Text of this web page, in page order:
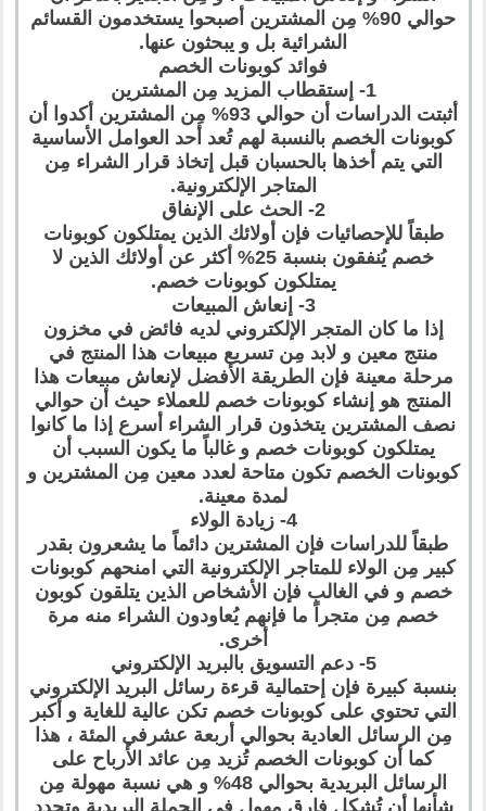
حوالي 90% مِن المشترين أصبحوا يستخدمون القسائم
الشرائية بل و يبحثون عنها.
فوائد كوبونات الخصم
1- إستقطاب المزيد مِن المشترين
أثبتت الدراسات أن حوالي 93% مِن المشترين أكدوا أن
كوبونات الخصم بالنسبة لهم تُعد أحد العوامل الأساسية
التي يتم أخذها بالحسبان قبل إتخاذ قرار الشراء مِن
المتاجر الإلكترونية.
2- الحث على الإنفاق
طبقاً للإحصائيات فإن أولائك الذين يمتلكون كوبونات
خصم يُنفقون بنسبة 25% أكثر عن أولائك الذين لا
يمتلكون كوبونات خصم.
3- إنعاش المبيعات
إذا ما كان المتجر الإلكتروني لديه فائض في مخزون
منتج معين و لابد مِن تسريع مبيعات هذا المنتج في
مرحلة معينة فإن الطريقة الأفضل لإنعاش مبيعات هذا
المنتج هو إنشاء كوبونات خصم للعملاء حيث أن حوالي
نصف المشترين يتخذون قرار الشراء أسرع إذا ما كانوا
يمتلكون كوبونات خصم و غالباً ما يكون السبب أن
كوبونات الخصم تكون متاحة لعدد معين مِن المشترين و
لمدة معينة.
4- زيادة الولاء
طبقاً للدراسات فإن المشترين دائماً ما يشعرون بقدر
كبير مِن الولاء للمتاجر الإلكترونية التي امنحهم كوبونات
خصم و في الغالب فإن الأشخاص الذين يتلقون كوبون
خصم مِن متجراً ما فإنهم يُعاودون الشراء منه مرة
أخرى.
5- دعم التسويق بالبريد الإلكتروني
بنسبة كبيرة فإن إحتمالية قرءة رسائل البريد الإلكتروني
التي تحتوي على كوبونات خصم تكن عالية للغاية و أكبر
مِن الرسائل العادية بحوالي أربعة عشرفي المئة ، هذا
كما أن كوبونات الخصم تُزيد مِن عائد الأرباح على
الرسائل البريدية بحوالي 48% و هي نسبة مهولة مِن
شأنها أن تُشكل فارق مهول في الحملة البريدية وتحدد